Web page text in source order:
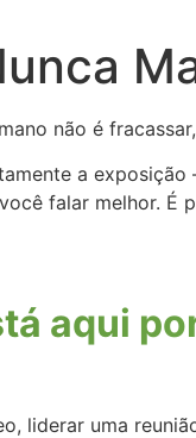
não é
a
falar melhor. É
aqui
liderar uma